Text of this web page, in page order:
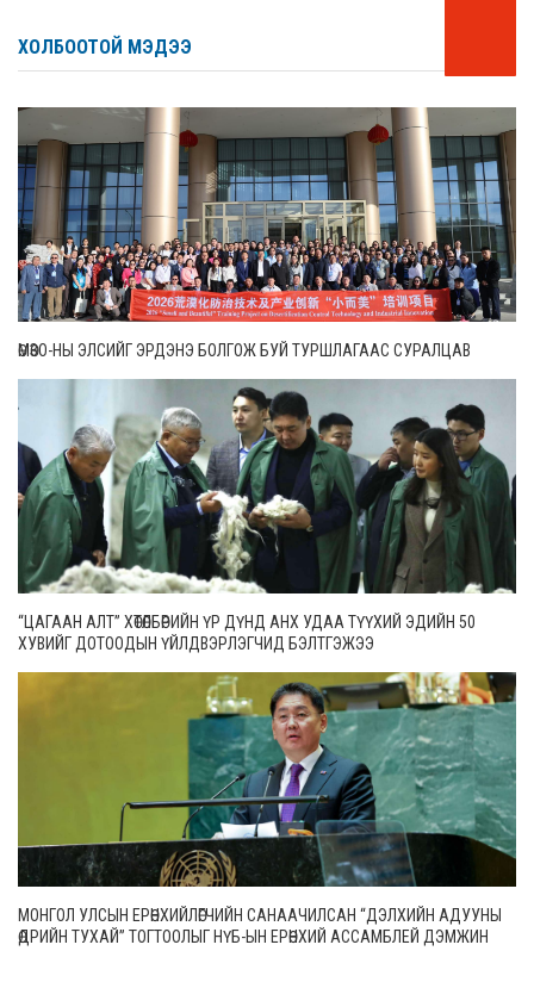
ХОЛБООТОЙ МЭДЭЭ
ӨМӨЗО-НЫ ЭЛСИЙГ ЭРДЭНЭ БОЛГОЖ БУЙ ТУРШЛАГААС СУРАЛЦАВ
“ЦАГААН АЛТ” ХӨТӨЛБӨРИЙН ҮР ДҮНД АНХ УДАА ТҮҮХИЙ ЭДИЙН 50
ХУВИЙГ ДОТООДЫН ҮЙЛДВЭРЛЭГЧИД БЭЛТГЭЖЭЭ
МОНГОЛ УЛСЫН ЕРӨНХИЙЛӨГЧИЙН САНААЧИЛСАН “ДЭЛХИЙН АДУУНЫ
ӨДРИЙН ТУХАЙ” ТОГТООЛЫГ НҮБ-ЫН ЕРӨНХИЙ АССАМБЛЕЙ ДЭМЖИН